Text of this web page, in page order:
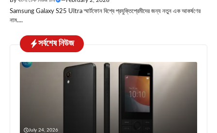
Samsung Galaxy S25 Ultra স্মার্টফোন বিশ্বে প্রযুক্তিপ্রেমীদের জন্য নতুন এক আকর্ষণের
নাম....
সর্বশেষ নিউজ
July 24, 2026